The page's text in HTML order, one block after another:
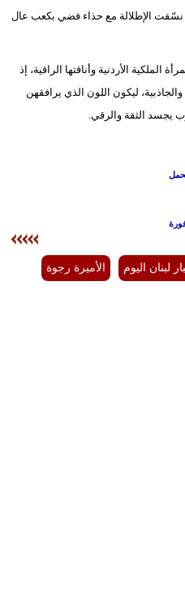
نسّقت الإطلالة مع حذاء فضي بكعب عال
الملكية الأردنية وأناقتها الراقية، إذ
ليكون اللون الذي يرافقهن
يجسد الثقة والرقي.
لبنان اليوم الأميرة رجوة